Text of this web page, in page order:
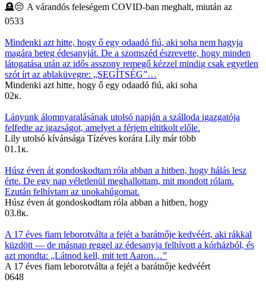
🪦😔 A várandós feleségem COVID-ban meghalt, miután az
0533
Mindenki azt hitte, hogy ő egy odaadó fiú, aki soha nem hagyja
magára beteg édesanyját. De a szomszéd észrevette, hogy minden
látogatása után az idős asszony remegő kézzel mindig csak egyetlen
szót írt az ablaküvegre: „SEGÍTSÉG”…
Mindenki azt hitte, hogy ő egy odaadó fiú, aki soha
02к.
Lányunk álomnyaralásának utolsó napján a szálloda igazgatója
felfedte az igazságot, amelyet a férjem eltitkolt előle.
Lily utolsó kívánsága Tízéves korára Lily már több
01.1к.
Húsz éven át gondoskodtam róla abban a hitben, hogy hálás lesz
érte. De egy nap véletlenül meghallottam, mit mondott rólam.
Ezután felhívtam az unokahúgomat.
Húsz éven át gondoskodtam róla abban a hitben, hogy
03.8к.
A 17 éves fiam leborotválta a fejét a barátnője kedvéért, aki rákkal
küzdött — de másnap reggel az édesanyja felhívott a kórházból, és
azt mondta: „Látnod kell, mit tett Aaron…”
A 17 éves fiam leborotválta a fejét a barátnője kedvéért
0648